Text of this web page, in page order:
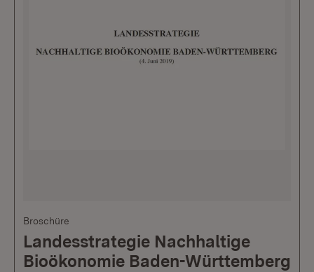
Broschüre
Landesstrategie Nachhaltige
Bioökonomie Baden-Württemberg